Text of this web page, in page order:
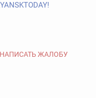
НАПИСАТЬ ЖАЛОБУ